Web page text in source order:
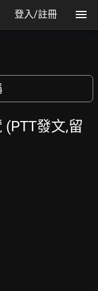
登入/註冊
發文,留